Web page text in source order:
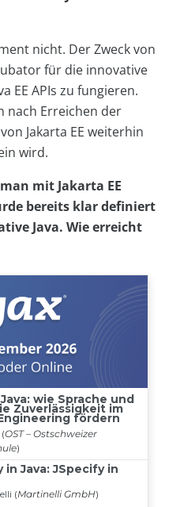
nicht. Der Zweck von
für die innovative
EE APIs zu fungieren.
nach Erreichen der
Jakarta EE weiterhin
wird.
mit Jakarta EE
bereits klar definiert
Java. Wie erreicht